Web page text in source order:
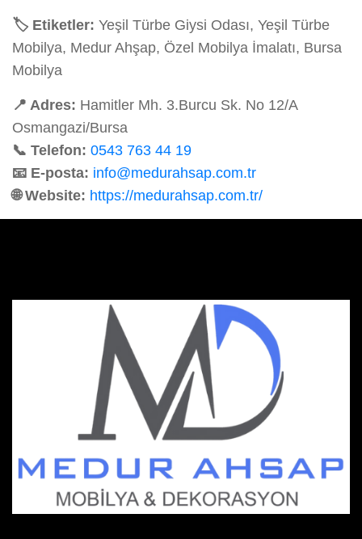
🏷️ Etiketler: Yeşil Türbe Giysi Odası, Yeşil Türbe
Mobilya, Medur Ahşap, Özel Mobilya İmalatı, Bursa
Mobilya
📍 Adres: Hamitler Mh. 3.Burcu Sk. No 12/A
Osmangazi/Bursa
📞 Telefon: 0543 763 44 19
📧 E-posta: info@medurahsap.com.tr
🌐 Website: https://medurahsap.com.tr/